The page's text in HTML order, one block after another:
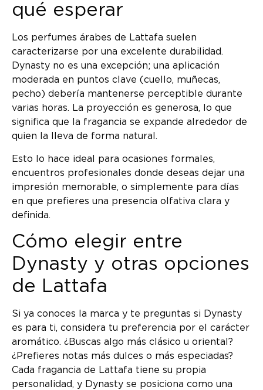
qué esperar
Los perfumes árabes de Lattafa suelen
caracterizarse por una excelente durabilidad.
Dynasty no es una excepción; una aplicación
moderada en puntos clave (cuello, muñecas,
pecho) debería mantenerse perceptible durante
varias horas. La proyección es generosa, lo que
significa que la fragancia se expande alrededor de
quien la lleva de forma natural.
Esto lo hace ideal para ocasiones formales,
encuentros profesionales donde deseas dejar una
impresión memorable, o simplemente para días
en que prefieres una presencia olfativa clara y
definida.
Cómo elegir entre
Dynasty y otras opciones
de Lattafa
Si ya conoces la marca y te preguntas si Dynasty
es para ti, considera tu preferencia por el carácter
aromático. ¿Buscas algo más clásico u oriental?
¿Prefieres notas más dulces o más especiadas?
Cada fragancia de Lattafa tiene su propia
personalidad, y Dynasty se posiciona como una